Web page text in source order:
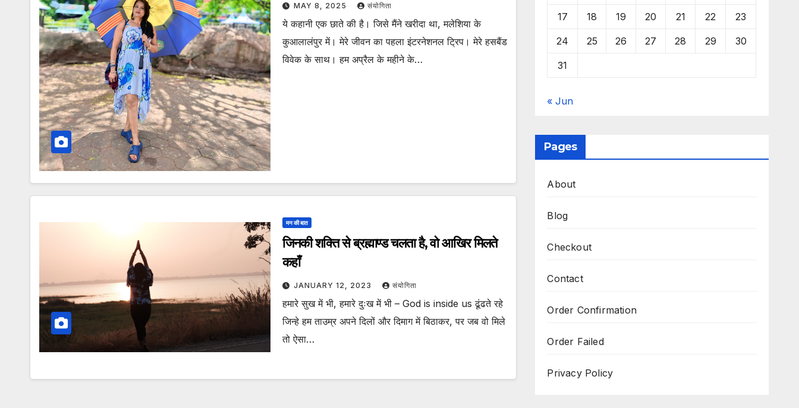
MAY 8, 2025 संयोगिता
ये कहानी एक छाते की है। जिसे मैंने खरीदा था, मलेशिया के
कुआलालंपुर में। मेरे जीवन का पहला इंटरनेशनल ट्रिप। मेरे हसबैंड
विवेक के साथ। हम अप्रैल के महीने के…
मन की बात
जिनकी शक्ति से ब्रह्माण्ड चलता है, वो आखिर मिलते
कहाँ
JANUARY 12, 2023 संयोगिता
हमारे सुख में भी, हमारे दुःख में भी – God is inside us ढूंढते रहे
जिन्हे हम ताउम्र अपने दिलों और दिमाग में बिठाकर, पर जब वो मिले
तो ऐसा…
17 18 19 20 21 22 23
24 25 26 27 28 29 30
31
« Jun
Pages
About
Blog
Checkout
Contact
Order Confirmation
Order Failed
Privacy Policy